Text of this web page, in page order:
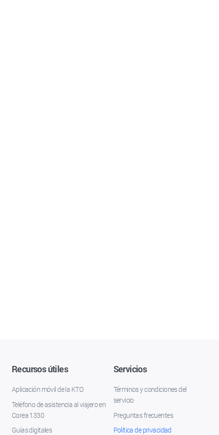
Recursos útiles
Aplicación móvil de la KTO
Teléfono de asistencia al viajero en
Corea 1330
Guías digitales
Servicios
Términos y condiciones del
servicio
Preguntas frecuentes
Política de privacidad